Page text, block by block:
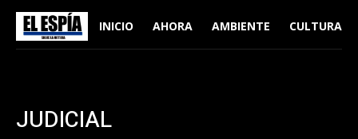
INICIO AHORA AMBIENTE CULTURA
JUDICIAL